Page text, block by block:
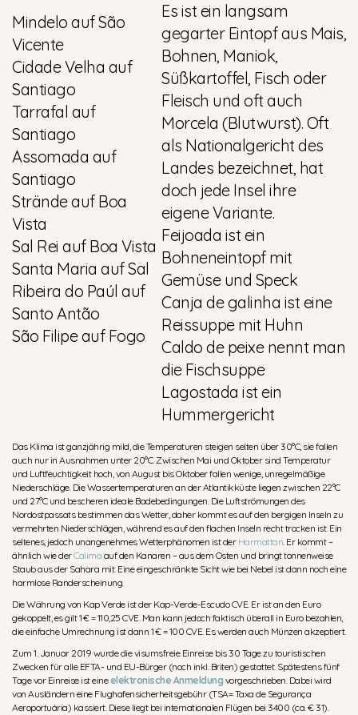
Mindelo auf São
Vicente
Cidade Velha auf
Santiago
Tarrafal auf
Santiago
Assomada auf
Santiago
Strände auf Boa
Vista
Sal Rei auf Boa Vista
Santa Maria auf Sal
Ribeira do Paúl auf
Santo Antão
São Filipe auf Fogo
Es ist ein langsam
gegarter Eintopf aus Mais,
Bohnen, Maniok,
Süßkartoffel, Fisch oder
Fleisch und oft auch
Morcela (Blutwurst). Oft
als Nationalgericht des
Landes bezeichnet, hat
doch jede Insel ihre
eigene Variante.
Feijoada ist ein
Bohneneintopf mit
Gemüse und Speck
Canja de galinha ist eine
Reissuppe mit Huhn
Caldo de peixe nennt man
die Fischsuppe
Lagostada ist ein
Hummergericht
Das Klima ist ganzjährig mild, die Temperaturen steigen selten über 30°C, sie fallen
auch nur in Ausnahmen unter 20°C. Zwischen Mai und Oktober sind Temperatur
und Luftfeuchtigkeit hoch, von August bis Oktober fallen wenige, unregelmäßige
Niederschläge. Die Wassertemperaturen an der Atlantikküste liegen zwischen 22°C
und 27°C und bescheren ideale Badebedingungen. Die Luftströmungen des
Nordostpassats bestimmen das Wetter, daher kommt es auf den bergigen Inseln zu
vermehrten Niederschlägen, während es auf den flachen Inseln recht trocken ist. Ein
seltenes, jedoch unangenehmes Wetterphänomen ist der Harmattan. Er kommt –
ähnlich wie derCalima auf den Kanaren – aus dem Osten und bringt tonnenweise
Staub aus der Sahara mit. Eine eingeschränkte Sicht wie bei Nebel ist dann noch eine
harmlose Randerscheinung.
Die Währung von Kap Verde ist der Kap-Verde-Escudo CVE. Er ist an den Euro
gekoppelt, es gilt 1 € = 110,25 CVE. Man kann jedoch faktisch überall in Euro bezahlen,
die einfache Umrechnung ist dann 1 € = 100 CVE. Es werden auch Münzen akzeptiert.
Zum 1. Januar 2019 wurde die visumsfreie Einreise bis 30 Tage zu touristischen
Zwecken für alle EFTA- und EU-Bürger (noch inkl. Briten) gestattet. Spätestens fünf
Tage vor Einreise ist eineelektronische Anmeldung vorgeschrieben. Dabei wird
von Ausländern eine Flughafensicherheitsgebühr (TSA= Taxa de Segurança
Aeroportuária) kassiert. Diese liegt bei internationalen Flügen bei 3400 (ca. € 31).